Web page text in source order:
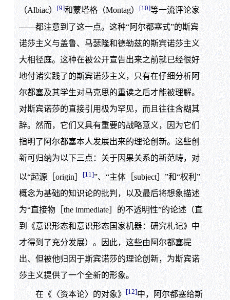
（Albiac） [9]和蒙塔格（Montag） [10]等一流评论家
——都注意到了这一点。这种“阿尔都塞式”的斯宾
诺莎主义与盖鲁、马瑟隆和德勒兹的斯宾诺莎主义
大相径庭。这种在被公开宣告出来之前就已经很好
地付诸实践了的斯宾诺莎主义，只有在仔细分析阿
尔都塞及其学生对马克思的重读之后才能被理解。
对斯宾诺莎的直接引用极为罕见，而且往往含糊其
辞。然而，它们又具有重要的战略意义，因为它们
指明了阿尔都塞本人发展出来的理论创新。这些创
新可归纳为以下三点：关于因果关系的新范畴，对
以“起源［origin］ [11]”、“主体［subject］”和“权利”
概念为基础的知识论的批判，以及最后将想象描述
为“直接物［the immediate］的不透明性”的论述（直
到《意识形态和意识形态国家机器：研究札记》中
才得到了充分发展）。因此，这些由阿尔都塞提
出、但被他归因于斯宾诺莎的理论创新，为斯宾诺
莎主义提供了一个全新的形象。
在《〈资本论〉的对象》 [12]中，阿尔都塞给斯